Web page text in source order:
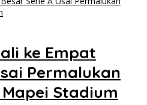
ke Empat
Permalukan
Stadium